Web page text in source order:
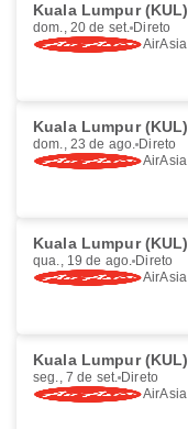
Kuala Lumpur (KUL)
dom., 20 de set. Direto
AirAsia
Kuala Lumpur (KUL)
dom., 23 de ago. Direto
AirAsia
Kuala Lumpur (KUL)
qua., 19 de ago. Direto
AirAsia
Kuala Lumpur (KUL)
seg., 7 de set. Direto
AirAsia